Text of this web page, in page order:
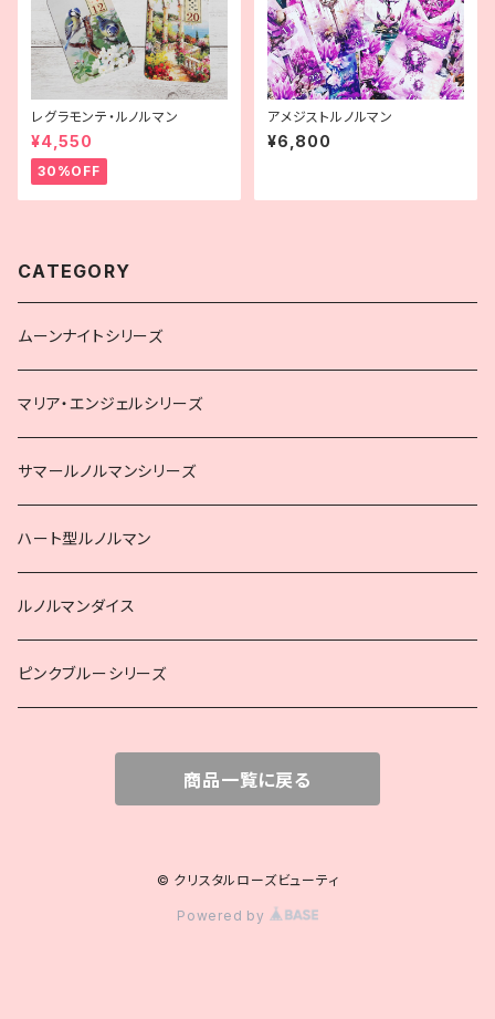
レグラモンテ・ルノルマン
¥4,550
30%OFF
アメジストルノルマン
¥6,800
CATEGORY
ムーンナイトシリーズ
マリア・エンジェルシリーズ
サマールノルマンシリーズ
ハート型ルノルマン
ルノルマンダイス
ピンクブルーシリーズ
商品一覧に戻る
© クリスタルローズビューティ
Powered by